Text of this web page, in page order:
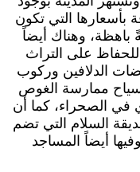
بأسعارها التي تكون
باهظة، وهناك أيضاً
للحفاظ على التراث
الدلافين وركوب
ممارسة الغوص
في الصحراء، كما أن
السلام التي تضم
أيضاً المساجد